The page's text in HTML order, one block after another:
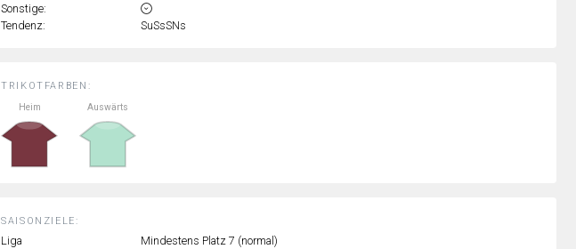
TRIKOTFARBEN:
Heim
Auswärts
SAISONZIELE:
Liga
Mindestens Platz 7 (normal)
Sonstige:
Tendenz:
SuSsSNs